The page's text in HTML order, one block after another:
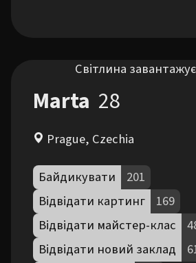
Світлина
Marta 28
Prague, Czechia
Байдикувати
201
Відвідати картинг
169
Відвідати майстер-клас
Відвідати новий заклад